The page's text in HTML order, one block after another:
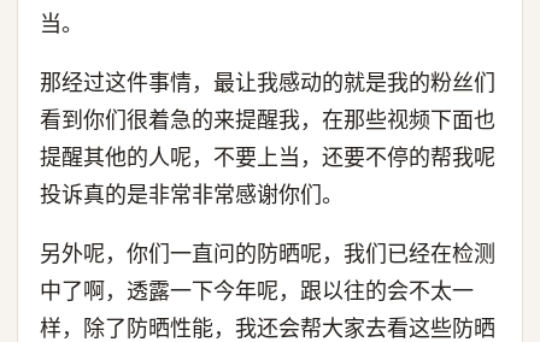
当。
那经过这件事情，最让我感动的就是我的粉丝们
看到你们很着急的来提醒我，在那些视频下面也
提醒其他的人呢，不要上当，还要不停的帮我呢
投诉真的是非常非常感谢你们。
另外呢，你们一直问的防晒呢，我们已经在检测
中了啊，透露一下今年呢，跟以往的会不太一
样，除了防晒性能，我还会帮大家去看这些防晒